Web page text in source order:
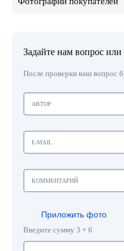
Задайте нам вопрос или
После проверки ваш вопрос
Приложить фото
Введите сумму 3 + 6